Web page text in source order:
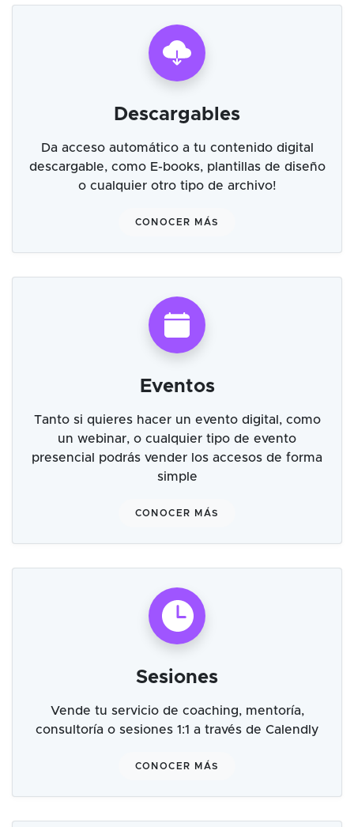
Descargables
Da acceso automático a tu contenido digital
descargable, como E-books, plantillas de diseño
o cualquier otro tipo de archivo!
CONOCER MÁS
Eventos
Tanto si quieres hacer un evento digital, como
un webinar, o cualquier tipo de evento
presencial podrás vender los accesos de forma
simple
CONOCER MÁS
Sesiones
Vende tu servicio de coaching, mentoría,
consultoría o sesiones 1:1 a través de Calendly
CONOCER MÁS